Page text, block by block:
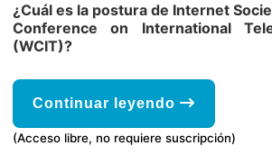
¿Cuál es la postura de Internet
Conference on International
(WCIT)?
Continuar leyendo
(Acceso libre, no requiere suscripción)